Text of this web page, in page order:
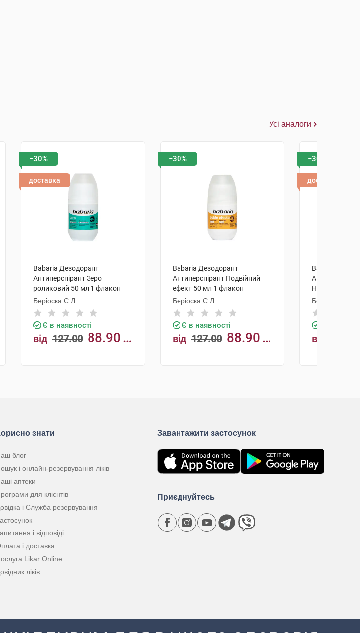
Усі аналоги
−30%
доставка
Babaria Дезодорант
Антиперспірант Зеро
роликовий 50 мл 1 флакон
Беріоска С.Л.
Є в наявності
від 127.00 88.90
−30%
Babaria Дезодорант
Антиперспірант Подвійний
ефект 50 мл 1 флакон
Беріоска С.Л.
Є в наявності
від 127.00 88.90
−30%
доставка
Babaria
Непомітний
Беріоска С.Л.
від
знати
блог
і онлайн-резервування ліків
аптеки
для клієнтів
і Служба резервування
і відповіді
і доставка
Likar Online
ліків
Завантажити застосунок
Приєднуйтесь